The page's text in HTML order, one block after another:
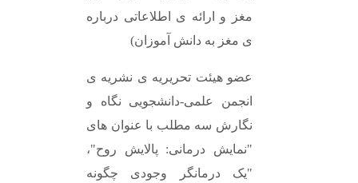
مغز و ارائه ی اطلاعاتی درباره
ی مغز به دانش آموزان)
عضو هیئت تحریریه ی نشریه ی
انجمن علمی-دانشجویی نگاه و
نگارش سه مطلب با عنوان های
"نمایش درمانی: پالایش روح"،
"یک درمانگر وجودی چگونه